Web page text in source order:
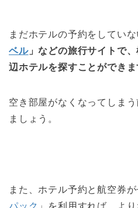
まだホテルの予約をしていな
ベル」などの旅行サイトで
辺ホテルを探すことができま
空き部屋がなくなってしま
ましょう。
また、ホテル予約と航空券が
パック 」を利用すれば、よ